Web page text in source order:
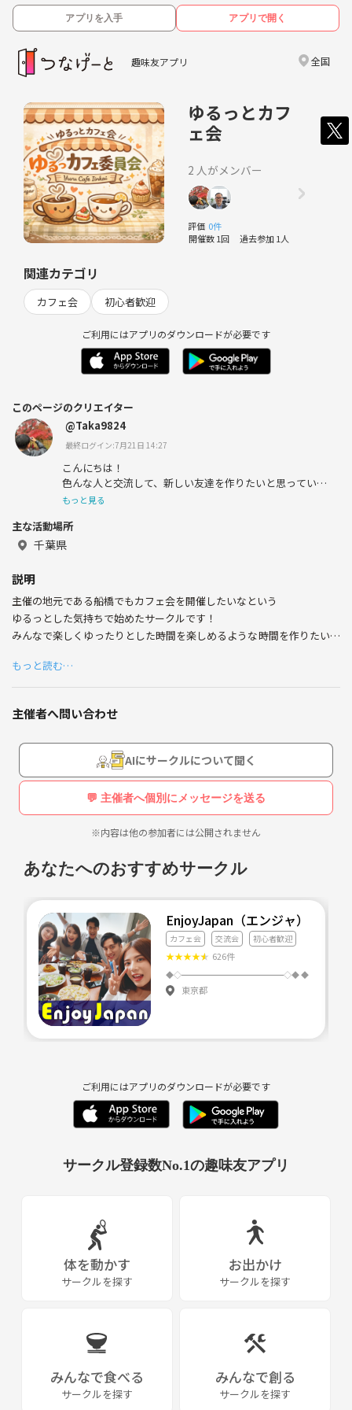
アプリを入手 アプリで開く
趣味友アプリ 全国
ゆるっとカフ
ェ会
2 人がメンバー
評価 0件
開催数 1回 過去参加 1人
関連カテゴリ
カフェ会 初心者歓迎
ご利用にはアプリのダウンロードが必要です
このページのクリエイター
@Taka9824
最終ログイン:7月21日 14:27
こんにちは！
色んな人と交流して、新しい友達を作りたいと思っていま
す。
もっと見る
主な活動場所
千葉県
説明
主催の地元である船橋でもカフェ会を開催したいなという
ゆるっとした気持ちで始めたサークルです！
みんなで楽しくゆったりとした時間を楽しめるような時間を作りたいで
もっと読む…
主催者へ問い合わせ
AIにサークルについて聞く
💬 主催者へ個別にメッセージを送る
※内容は他の参加者には公開されません
あなたへのおすすめサークル
EnjoyJapan（エンジャ）
カフェ会 交流会 初心者歓迎
★★★★★ 626件
東京都
ご利用にはアプリのダウンロードが必要です
サークル登録数No.1の趣味友アプリ
体を動かす
サークルを探す
お出かけ
サークルを探す
みんなで食べる
サークルを探す
みんなで創る
サークルを探す